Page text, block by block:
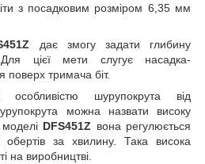
з посадковим розміром 6,35 мм
дає змогу задати глибину
цієї мети слугує насадка-
поверх тримача біт.
шурупокрута від
можна назвати високу
DFS451Z вона регулюється
за хвилину. Така висока
на виробництві.